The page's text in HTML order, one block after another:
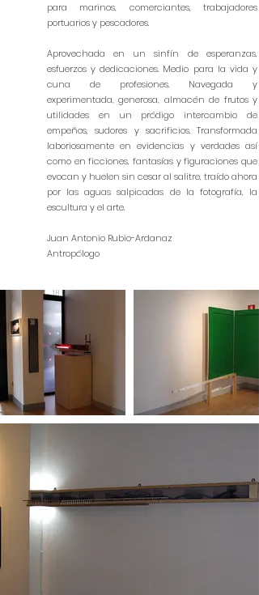
para marinos, comerciantes, trabajadores
portuarios y pescadores.
Aprovechada en un sinfín de esperanzas,
esfuerzos y dedicaciones. Medio para la vida y
cuna de profesiones. Navegada y
experimentada, generosa, almacén de frutos y
utilidades en un pródigo intercambio de
empeños, sudores y sacrificios. Transformada
laboriosamente en evidencias y verdades así
como en ficciones, fantasías y figuraciones que
evocan y huelen sin cesar al salitre, traído ahora
por las aguas salpicadas de la fotografía, la
escultura y el arte.
Juan Antonio Rubio-Ardanaz
Antropólogo